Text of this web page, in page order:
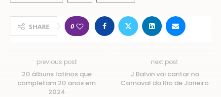
SHARE 0
previous post
20 álbuns latinos que
completam 20 anos em
2024
next post
J Balvin vai cantar no
Carnaval do Rio de Janeiro